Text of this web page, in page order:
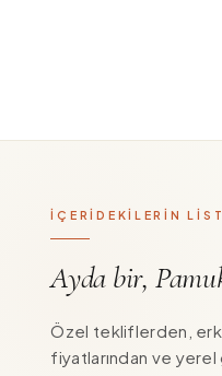
İÇERİDEKİLERİN
Ayda bir,
Özel tekliflerden,
fiyatlarından ve